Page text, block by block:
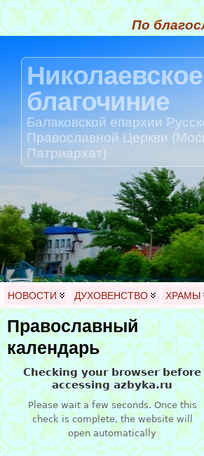
По
Николаевское
благочиние
Балаковской епархии
Православной Церкви
Патриархат)
НОВОСТИ ДУХОВЕНСТВО ХРАМЫ
Православный
календарь